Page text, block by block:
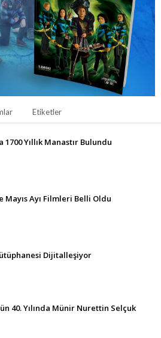
Etiketler
1700 Yıllık Manastır Bulundu
Mayıs Ayı Filmleri Belli Oldu
Dijitalleşiyor
40. Yılında Münir Nurettin Selçuk